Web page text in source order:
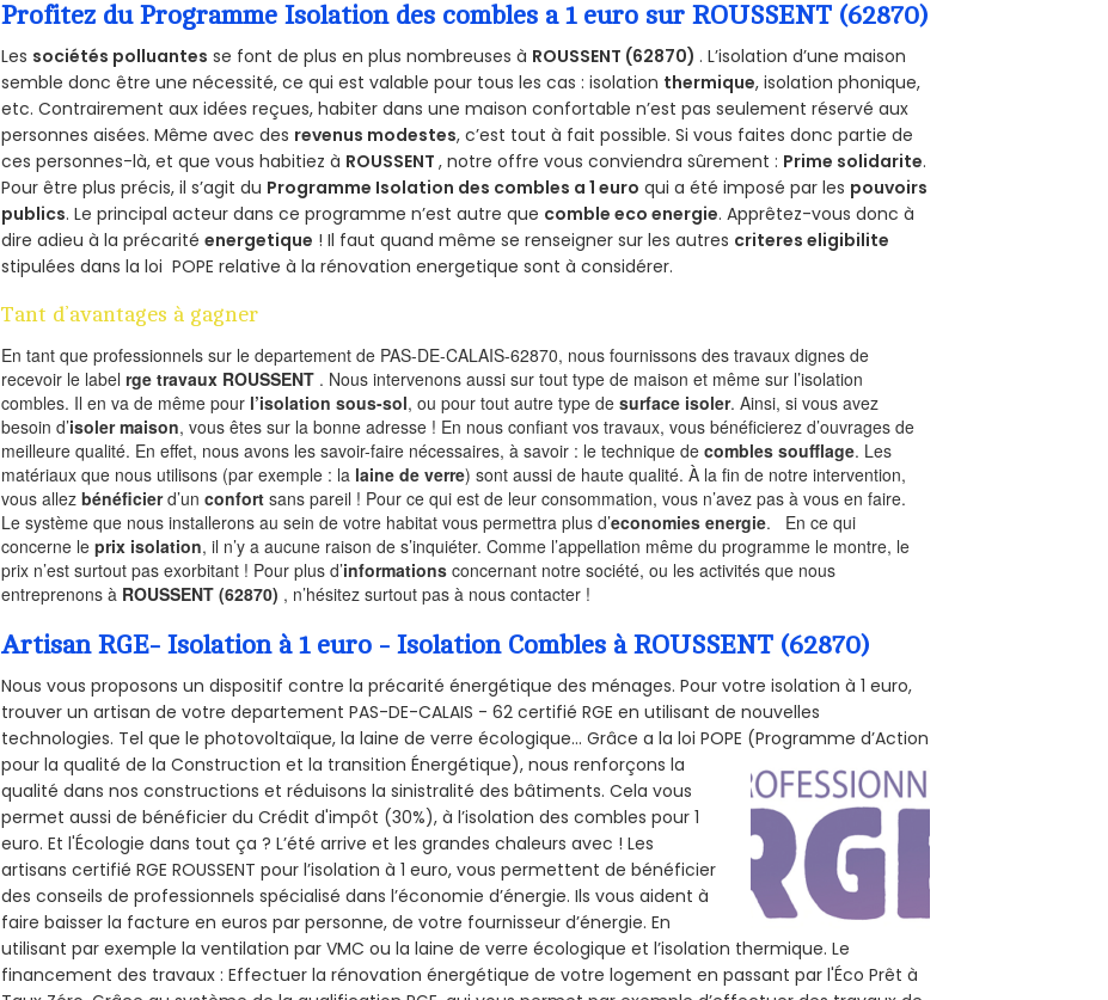
Profitez du Programme Isolation des combles a 1 euro sur ROUSSENT (62870)
Les sociétés polluantes se font de plus en plus nombreuses à ROUSSENT (62870) . L’isolation d’une maison
semble donc être une nécessité, ce qui est valable pour tous les cas : isolation thermique, isolation phonique,
etc. Contrairement aux idées reçues, habiter dans une maison confortable n’est pas seulement réservé aux
personnes aisées. Même avec des revenus modestes, c’est tout à fait possible. Si vous faites donc partie de
ces personnes-là, et que vous habitiez à ROUSSENT, notre offre vous conviendra sûrement : Prime solidarite.
Pour être plus précis, il s’agit du Programme Isolation des combles a 1 euro qui a été imposé par les pouvoirs
publics. Le principal acteur dans ce programme n’est autre que comble eco energie. Apprêtez-vous donc à
dire adieu à la précaritéenergetique ! Il faut quand même se renseigner sur les autres criteres eligibilite
stipulées dans la loi POPE relative à la rénovation energetique sont à considérer.
Tant d’avantages à gagner
En tant que professionnels sur le departement de PAS-DE-CALAIS-62870, nous fournissons des travaux dignes de
recevoir le labelrge travaux ROUSSENT . Nous intervenons aussi sur tout type de maison et même sur l’isolation
combles. Il en va de même pour l’isolation sous-sol, ou pour tout autre type desurface isoler. Ainsi, si vous avez
besoin d’isoler maison, vous êtes sur la bonne adresse ! En nous confiant vos travaux, vous bénéficierez d’ouvrages de
meilleure qualité. En effet, nous avons les savoir-faire nécessaires, à savoir : le technique decombles soufflage. Les
matériaux que nous utilisons (par exemple : la laine de verre) sont aussi de haute qualité. À la fin de notre intervention,
vous allezbénéficierd’unconfort sans pareil ! Pour ce qui est de leur consommation, vous n’avez pas à vous en faire.
Le système que nous installerons au sein de votre habitat vous permettra plus d’economies energie. En ce qui
concerne leprix isolation, il n’y a aucune raison de s’inquiéter. Comme l’appellation même du programme le montre, le
prix n’est surtout pas exorbitant ! Pour plus d’informations concernant notre société, ou les activités que nous
entreprenons à ROUSSENT (62870) , n’hésitez surtout pas à nous contacter !
Artisan RGE- Isolation à 1 euro - Isolation Combles à ROUSSENT (62870)
Nous vous proposons un dispositif contre la précarité énergétique des ménages. Pour votre isolation à 1 euro,
trouver un artisan de votre departement PAS-DE-CALAIS - 62 certifié RGE en utilisant de nouvelles
technologies. Tel que le photovoltaïque, la laine de verre écologique... Grâce a la loi POPE (Programme d’Action
pour la qualité de la Construction et la transition Énergétique), nous renforçons la
qualité dans nos constructions et réduisons la sinistralité des bâtiments. Cela vous
permet aussi de bénéficier du Crédit d'impôt (30%), à l’isolation des combles pour 1
euro. Et l'Écologie dans tout ça ? L’été arrive et les grandes chaleurs avec ! Les
artisans certifié RGE ROUSSENT pour l’isolation à 1 euro, vous permettent de bénéficier
des conseils de professionnels spécialisé dans l’économie d’énergie. Ils vous aident à
faire baisser la facture en euros par personne, de votre fournisseur d’énergie. En
utilisant par exemple la ventilation par VMC ou la laine de verre écologique et l’isolation thermique. Le
financement des travaux : Effectuer la rénovation énergétique de votre logement en passant par l'Éco Prêt à